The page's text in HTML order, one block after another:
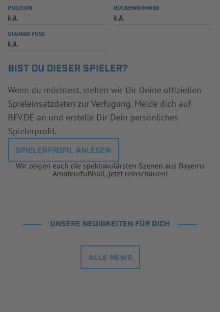
POSITION
k.A.
RÜCKENNUMMER
k.A.
STARKER FUSS
k.A.
BIST DU DIESER SPIELER?
Wenn du möchtest, stellen wir Dir Deine offiziellen
Spieleinsatzdaten zur Verfügung. Melde dich auf
BFV.DE an und erstelle Dir Dein persönliches
Spielerprofil.
SPIELERPROFIL ANLEGEN
Wir zeigen euch die spektakulärsten Szenen aus Bayerns
Amateurfußball, jetzt reinschauen!
UNSERE NEUIGKEITEN FÜR DICH
ALLE NEWS